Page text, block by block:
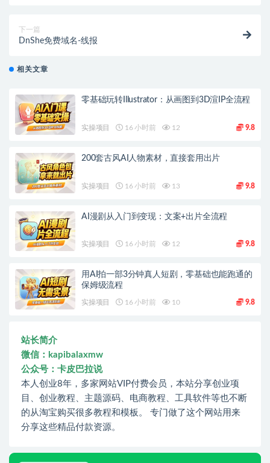
下一篇
DnShe免费域名-线报
相关文章
零基础玩转Illustrator：从画图到3D渲IP全流程
实操项目 16 小时前 12 9.8
200套古风AI人物素材，直接套用出片
实操项目 16 小时前 13 9.8
AI漫剧从入门到变现：文案+出片全流程
实操项目 16 小时前 12 9.8
用AI拍一部3分钟真人短剧，零基础也能跑通的
保姆级流程
实操项目 16 小时前 10 9.8
站长简介
微信：kapibalaxmw
公众号：卡皮巴拉说
本人创业8年，多家网站VIP付费会员，本站分享创业项
目、创业教程、主题源码、电商教程、工具软件等也不断
的从淘宝购买很多教程和模板。 专门做了这个网站用来
分享这些精品付款资源。